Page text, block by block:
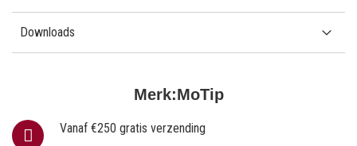
Merk:MoTip
Vanaf €250 gratis verzending
Downloads